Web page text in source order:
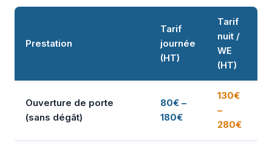
Prestation
Tarif
journée
(HT)
Tarif
nuit /
WE
(HT)
Ouverture de porte
(sans dégât)
80€ –
180€
130€
–
280€